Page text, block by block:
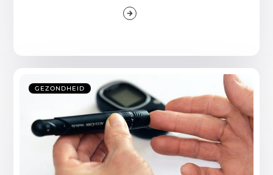
GEZONDHEID